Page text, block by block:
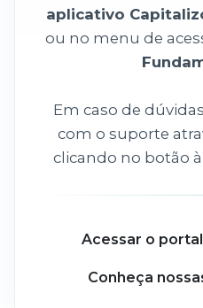
aplicativo
ou no menu de
Em caso de
com o suporte
clicando no botão
Acessar o
Conheça